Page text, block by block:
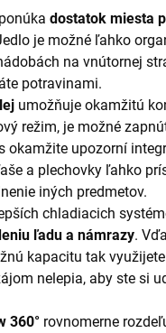
dostatok miesta
je možné ľahko
na vnútornej
potravinami.
umožňuje okamžitú
režim, je možné
okamžite upozorní
a plechovky ľahko
iných predmetov.
chladiacich
ľadu a námrazy.
kapacitu tak
nelepia, aby ste si
360° rovnomerne